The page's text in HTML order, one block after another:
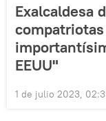
Exalcaldesa
EEUU"
1 de julio 2023,